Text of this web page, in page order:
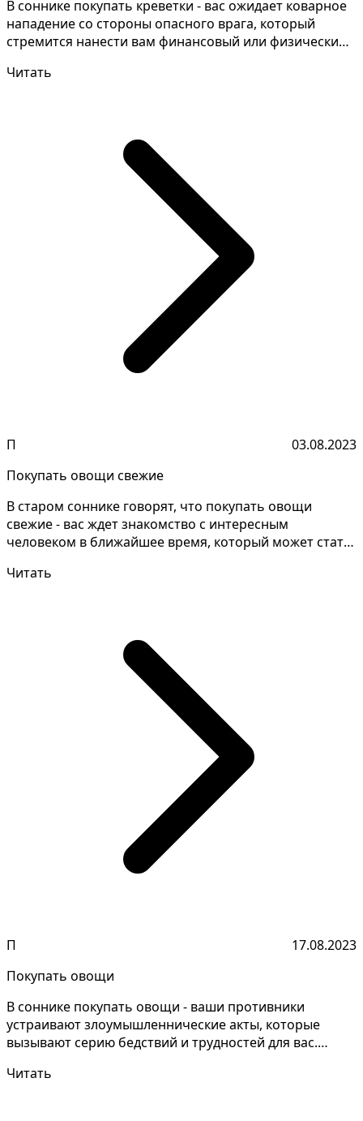
В соннике покупать креветки - вас ожидает коварное
нападение со стороны опасного врага, который
стремится нанести вам финансовый или физический
Читать
П
03.08.2023
Покупать овощи свежие
В старом соннике говорят, что покупать овощи
свежие - вас ждет знакомство с интересным
человеком в ближайшее время, который может стать
Читать
П
17.08.2023
Покупать овощи
В соннике покупать овощи - ваши противники
устраивают злоумышленнические акты, которые
вызывают серию бедствий и трудностей для вас.
Читать